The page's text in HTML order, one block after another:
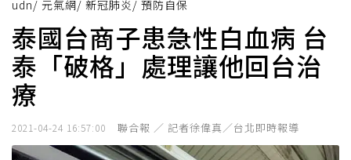
udn/ 元氣網/ 新冠肺炎 / 預防自保
泰國台商子患急性白血病 台
泰「破格」處理讓他回台治
療
2021-04-24 16:57:00 聯合報 ／ 記者徐偉真／台北即時報導